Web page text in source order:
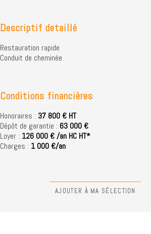
Descriptif detaillé
Restauration rapide
Conduit de cheminée
Conditions financières
Honoraires : 37 800 € HT
Dépôt de garantie : 63 000 €
Loyer : 126 000 € /an HC HT*
Charges : 1 000 €/an
AJOUTER À MA SÉLECTION